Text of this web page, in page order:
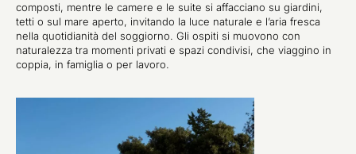
composti, mentre le camere e le suite si affacciano su giardini,
tetti o sul mare aperto, invitando la luce naturale e l’aria fresca
nella quotidianità del soggiorno. Gli ospiti si muovono con
naturalezza tra momenti privati e spazi condivisi, che viaggino in
coppia, in famiglia o per lavoro.